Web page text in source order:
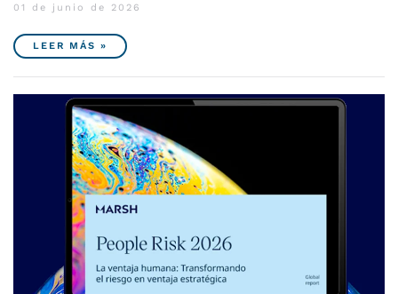
01 de junio de 2026
LEER MÁS »